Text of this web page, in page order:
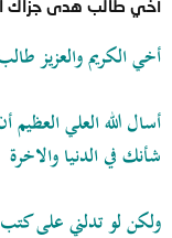
أخي طالب هدى جزاك
أخي الكريم والعزيز
أسال الله العلي العظيم
شأنك في الدنيا والاخرة
ولكن لو تدلني على كتب